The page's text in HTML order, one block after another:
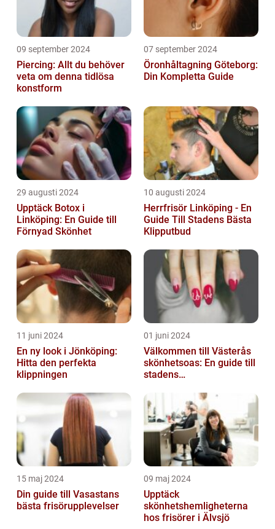
09 september 2024
Piercing: Allt du behöver
veta om denna tidlösa
konstform
07 september 2024
Öronhåltagning Göteborg:
Din Kompletta Guide
29 augusti 2024
Upptäck Botox i
Linköping: En Guide till
Förnyad Skönhet
10 augusti 2024
Herrfrisör Linköping - En
Guide Till Stadens Bästa
Klipputbud
11 juni 2024
En ny look i Jönköping:
Hitta den perfekta
klippningen
01 juni 2024
Välkommen till Västerås
skönhetsoas: En guide till
stadens
15 maj 2024
Din guide till Vasastans
bästa frisörupplevelser
09 maj 2024
Upptäck
skönhetshemligheterna
hos frisörer i Älvsjö